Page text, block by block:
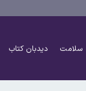
سلامت دیدبان کتاب